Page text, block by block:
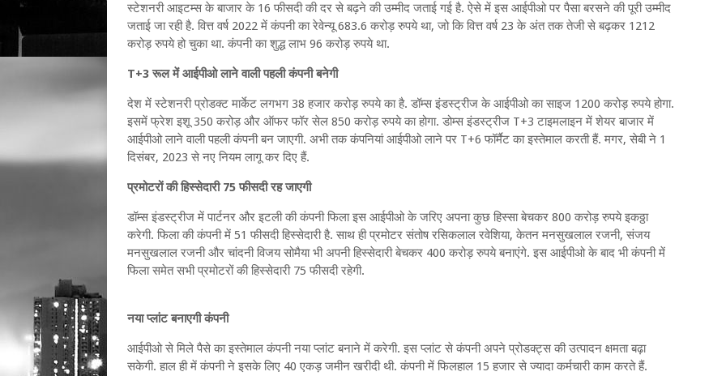
स्टेशनरी आइटम्स के बाजार के 16 फीसदी की दर से बढ़ने की उम्मीद जताई गई है. ऐसे में इस आईपीओ पर पैसा बरसने की पूरी उम्मीद
जताई जा रही है. वित्त वर्ष 2022 में कंपनी का रेवेन्यू 683.6 करोड़ रुपये था, जो कि वित्त वर्ष 23 के अंत तक तेजी से बढ़कर 1212
करोड़ रुपये हो चुका था. कंपनी का शुद्ध लाभ 96 करोड़ रुपये था.
T+3 रूल में आईपीओ लाने वाली पहली कंपनी बनेगी
देश में स्टेशनरी प्रोडक्ट मार्केट लगभग 38 हजार करोड़ रुपये का है. डॉम्स इंडस्ट्रीज के आईपीओ का साइज 1200 करोड़ रुपये होगा.
इसमें फ्रेश इशू 350 करोड़ और ऑफर फॉर सेल 850 करोड़ रुपये का होगा. डोम्स इंडस्ट्रीज T+3 टाइमलाइन में शेयर बाजार में
आईपीओ लाने वाली पहली कंपनी बन जाएगी. अभी तक कंपनियां आईपीओ लाने पर T+6 फॉर्मैट का इस्तेमाल करती हैं. मगर, सेबी ने 1
दिसंबर, 2023 से नए नियम लागू कर दिए हैं.
प्रमोटरों की हिस्सेदारी 75 फीसदी रह जाएगी
डॉम्स इंडस्ट्रीज में पार्टनर और इटली की कंपनी फिला इस आईपीओ के जरिए अपना कुछ हिस्सा बेचकर 800 करोड़ रुपये इकठ्ठा
करेगी. फिला की कंपनी में 51 फीसदी हिस्सेदारी है. साथ ही प्रमोटर संतोष रसिकलाल रवेशिया, केतन मनसुखलाल रजनी, संजय
मनसुखलाल रजनी और चांदनी विजय सोमैया भी अपनी हिस्सेदारी बेचकर 400 करोड़ रुपये बनाएंगे. इस आईपीओ के बाद भी कंपनी में
फिला समेत सभी प्रमोटरों की हिस्सेदारी 75 फीसदी रहेगी.
नया प्लांट बनाएगी कंपनी
आईपीओ से मिले पैसे का इस्तेमाल कंपनी नया प्लांट बनाने में करेगी. इस प्लांट से कंपनी अपने प्रोडक्ट्स की उत्पादन क्षमता बढ़ा
सकेगी. हाल ही में कंपनी ने इसके लिए 40 एकड़ जमीन खरीदी थी. कंपनी में फिलहाल 15 हजार से ज्यादा कर्मचारी काम करते हैं.